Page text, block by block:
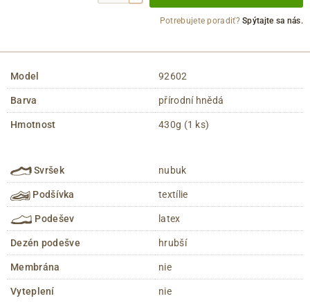
Potrebujete poradiť?Spýtajte sa nás.
Model 92602
Barva přírodní hnědá
Hmotnost 430g (1 ks)
Svršek nubuk
Podšívka textílie
Podešev latex
Dezén podešve hrubší
Membrána nie
Vyteplení nie